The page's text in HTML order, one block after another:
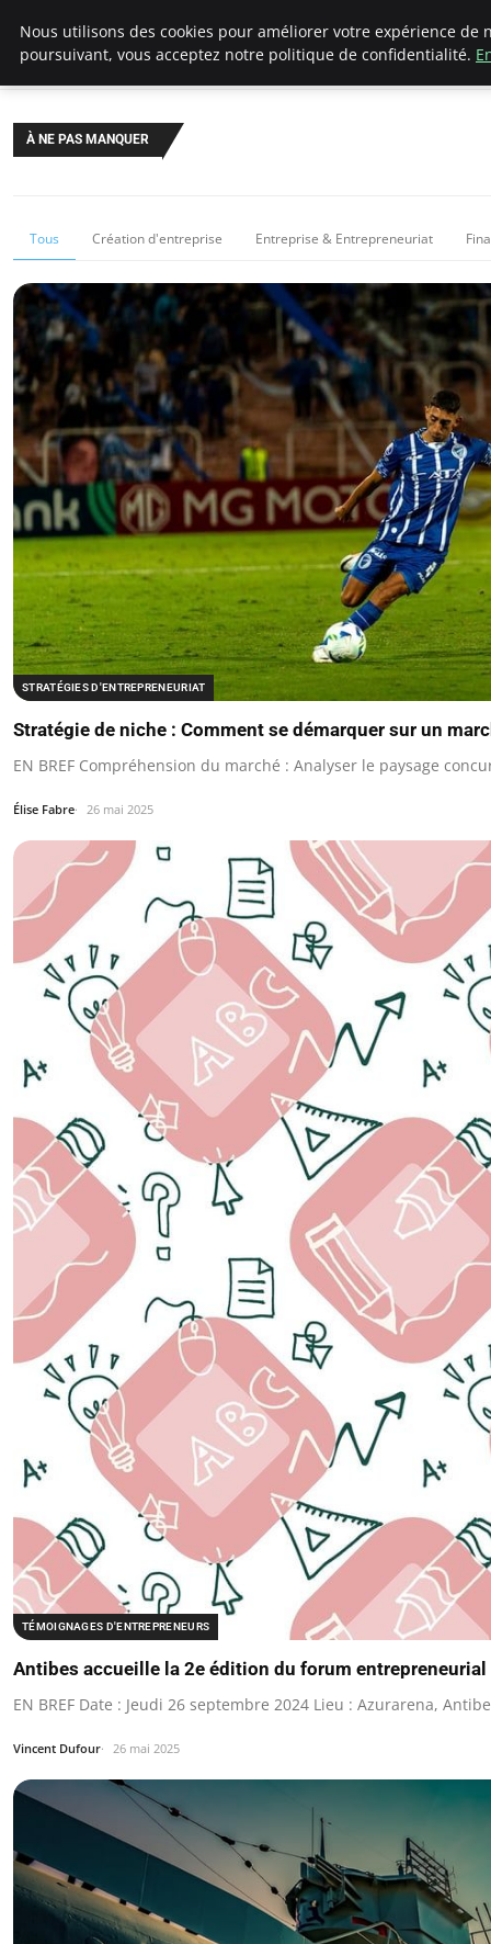
LECFCM
À NE PAS MANQUER
Tous Création d'entreprise Entreprise & Entrepreneuriat
STRATÉGIES D'ENTREPRENEURIAT
Stratégie de niche : Comment se démarquer sur un
EN BREF Compréhension du marché : Analyser le paysage
Élise Fabre 26 mai 2025
TÉMOIGNAGES D'ENTREPRENEURS
Antibes accueille la 2e édition du forum entrepreneurial
EN BREF Date : Jeudi 26 septembre 2024 Lieu : Azurarena,
Vincent Dufour 26 mai 2025
Nous utilisons des cookies pour améliorer votre expérience de
poursuivant, vous acceptez notre politique de confidentialité.